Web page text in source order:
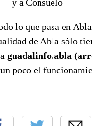
y a Consuelo
lo que pasa en
de Abla sólo
guadalinfo.abla
poco el